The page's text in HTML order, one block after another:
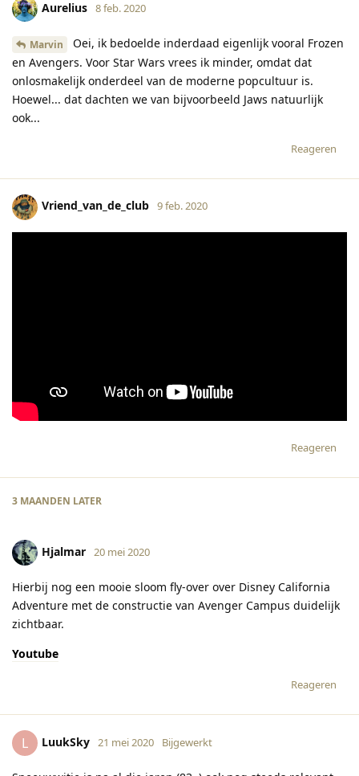
Aurelius 8 feb. 2020
Marvin
Oei, ik bedoelde inderdaad eigenlijk vooral Frozen
en Avengers. Voor Star Wars vrees ik minder, omdat dat
onlosmakelijk onderdeel van de moderne popcultuur is.
Hoewel... dat dachten we van bijvoorbeeld Jaws natuurlijk
ook...
Reageren
Vriend_van_de_club 9 feb. 2020
Reageren
3 MAANDEN LATER
Hjalmar 20 mei 2020
Hierbij nog een mooie sloom fly-over over Disney California
Adventure met de constructie van Avenger Campus duidelijk
zichtbaar.
Youtube
Reageren
L LuukSky 21 mei 2020 Bijgewerkt